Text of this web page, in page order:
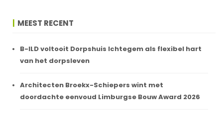
MEEST RECENT
B-ILD voltooit Dorpshuis Ichtegem als flexibel hart
van het dorpsleven
Architecten Broekx-Schiepers wint met
doordachte eenvoud Limburgse Bouw Award 2026